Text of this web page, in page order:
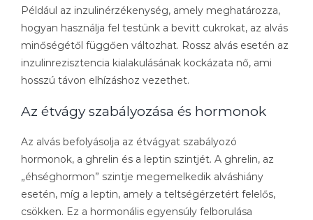
Például az inzulinérzékenység, amely meghatározza,
hogyan használja fel testünk a bevitt cukrokat, az alvás
minőségétől függően változhat. Rossz alvás esetén az
inzulinrezisztencia kialakulásának kockázata nő, ami
hosszú távon elhízáshoz vezethet.
Az étvágy szabályozása és hormonok
Az alvás befolyásolja az étvágyat szabályozó
hormonok, a ghrelin és a leptin szintjét. A ghrelin, az
„éhséghormon” szintje megemelkedik alváshiány
esetén, míg a leptin, amely a teltségérzetért felelős,
csökken. Ez a hormonális egyensúly felborulása